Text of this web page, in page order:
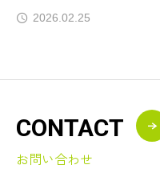
2026.02.25
CONTACT
お問い合わせ